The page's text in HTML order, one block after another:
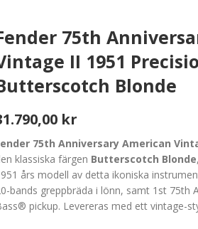
75th
II 1951
Blonde
kr
75th Anniversary American
klassiska färgen Butterscotch Blonde
års modell av detta ikoniska
bands greppbräda i lönn, samt 1st 75th
pickup. Levereras med ett vintage-